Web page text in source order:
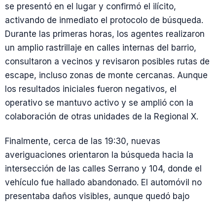
se presentó en el lugar y confirmó el ilícito,
activando de inmediato el protocolo de búsqueda.
Durante las primeras horas, los agentes realizaron
un amplio rastrillaje en calles internas del barrio,
consultaron a vecinos y revisaron posibles rutas de
escape, incluso zonas de monte cercanas. Aunque
los resultados iniciales fueron negativos, el
operativo se mantuvo activo y se amplió con la
colaboración de otras unidades de la Regional X.
Finalmente, cerca de las 19:30, nuevas
averiguaciones orientaron la búsqueda hacia la
intersección de las calles Serrano y 104, donde el
vehículo fue hallado abandonado. El automóvil no
presentaba daños visibles, aunque quedó bajo